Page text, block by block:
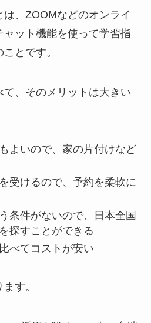
、ZOOMなどのオンライ
ャット機能を使って学習指
とです。
、そのメリットは大きい
よいので、家の片付けなど
受けるので、予約を柔軟に
条件がないので、日本全国
探すことができる
べてコストが安い
す。